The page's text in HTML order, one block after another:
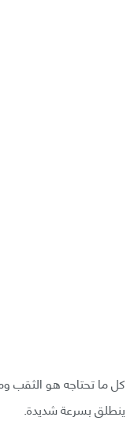
كل ما تحتاجه هو الثقب
ينطلق بسرعة شديدة.